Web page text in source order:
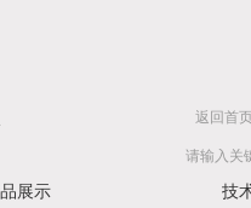
返回首
展示
技